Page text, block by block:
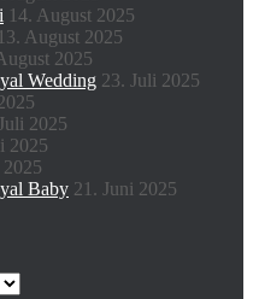
14. August 2025
13. August 2025
2025
Wedding 23. Juli 2025
2025
2025
Baby 21. Juni 2025